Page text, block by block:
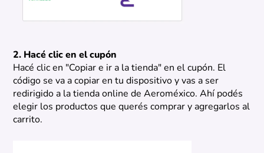
2. Hacé clic en el cupón
Hacé clic en "Copiar e ir a la tienda" en el cupón. El
código se va a copiar en tu dispositivo y vas a ser
redirigido a la tienda online de Aeroméxico. Ahí podés
elegir los productos que querés comprar y agregarlos al
carrito.